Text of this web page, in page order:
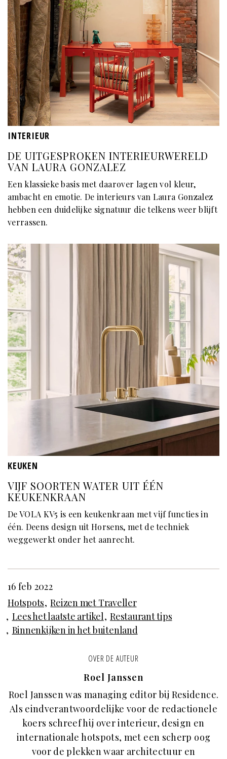
INTERIEUR
DE UITGESPROKEN INTERIEURWERELD
VAN LAURA GONZALEZ
Een klassieke basis met daarover lagen vol kleur,
ambacht en emotie. De interieurs van Laura Gonzalez
hebben een duidelijke signatuur die telkens weer blijft
verrassen.
KEUKEN
VIJF SOORTEN WATER UIT ÉÉN
KEUKENKRAAN
De VOLA KV5 is een keukenkraan met vijf functies in
één. Deens design uit Horsens, met de techniek
weggewerkt onder het aanrecht.
16 feb 2022
Hotspots Reizen met Traveller
Lees het laatste artikel Restaurant tips
Binnenkijken in het buitenland
OVER DE AUTEUR
Roel Janssen
Roel Janssen was managing editor bij Residence.
Als eindverantwoordelijke voor de redactionele
koers schreef hij over interieur, design en
internationale hotspots, met een scherp oog
voor de plekken waar architectuur en